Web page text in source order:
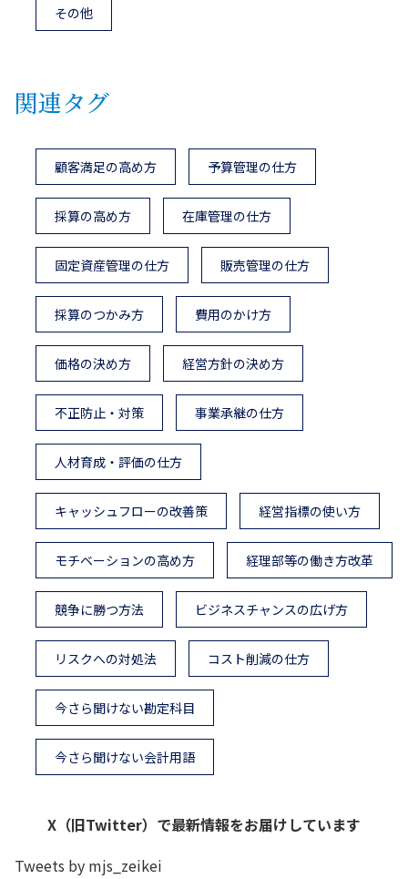
その他
関連タグ
顧客満足の高め方 予算管理の仕方
採算の高め方 在庫管理の仕方
固定資産管理の仕方 販売管理の仕方
採算のつかみ方 費用のかけ方
価格の決め方 経営方針の決め方
不正防止・対策 事業承継の仕方
人材育成・評価の仕方
キャッシュフローの改善策 経営指標の使い方
モチベーションの高め方 経理部等の働き方改革
競争に勝つ方法 ビジネスチャンスの広げ方
リスクへの対処法 コスト削減の仕方
今さら聞けない勘定科目
今さら聞けない会計用語
X（旧Twitter）で最新情報をお届けしています
Tweets by mjs_zeikei